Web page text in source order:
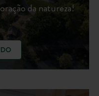
da natureza!